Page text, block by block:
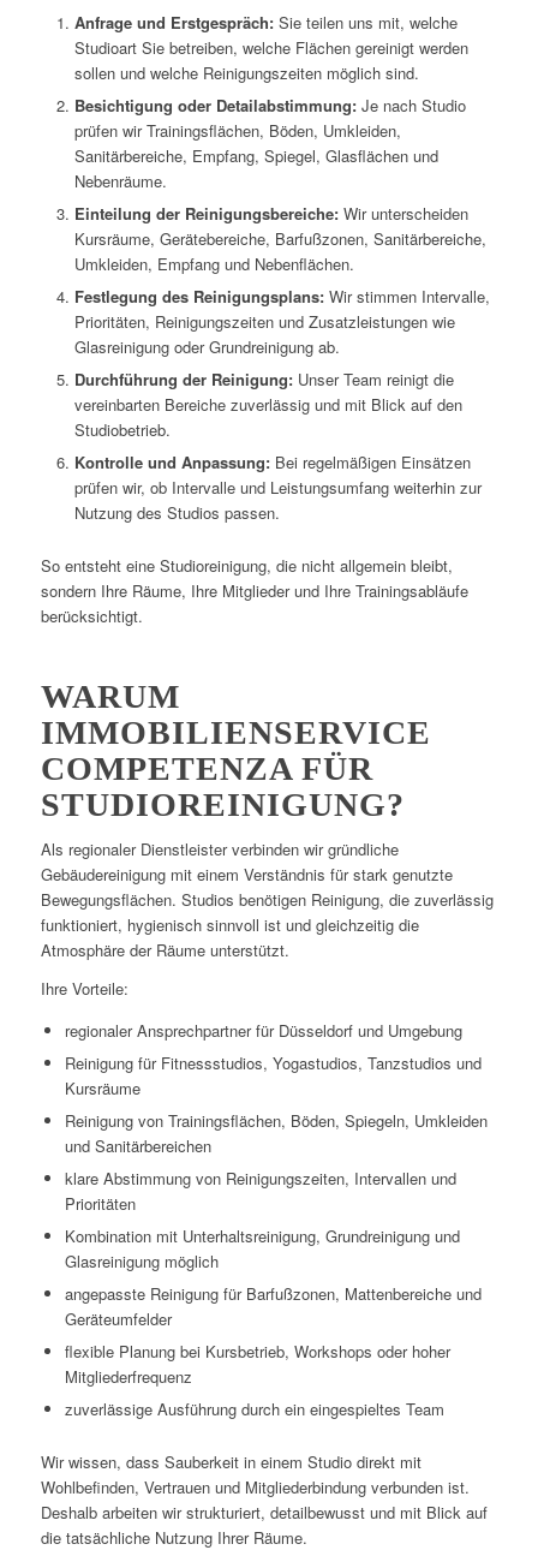
Anfrage und Erstgespräch:Sie teilen uns mit, welche
Studioart Sie betreiben, welche Flächen gereinigt werden
sollen und welche Reinigungszeiten möglich sind.
Besichtigung oder Detailabstimmung:Je nach Studio
prüfen wir Trainingsflächen, Böden, Umkleiden,
Sanitärbereiche, Empfang, Spiegel, Glasflächen und
Nebenräume.
Einteilung der Reinigungsbereiche:Wir unterscheiden
Kursräume, Gerätebereiche, Barfußzonen, Sanitärbereiche,
Umkleiden, Empfang und Nebenflächen.
Festlegung des Reinigungsplans:Wir stimmen Intervalle,
Prioritäten, Reinigungszeiten und Zusatzleistungen wie
Glasreinigung oder Grundreinigung ab.
Durchführung der Reinigung:Unser Team reinigt die
vereinbarten Bereiche zuverlässig und mit Blick auf den
Studiobetrieb.
Kontrolle und Anpassung:Bei regelmäßigen Einsätzen
prüfen wir, ob Intervalle und Leistungsumfang weiterhin zur
Nutzung des Studios passen.
So entsteht eine Studioreinigung, die nicht allgemein bleibt,
sondern Ihre Räume, Ihre Mitglieder und Ihre Trainingsabläufe
berücksichtigt.
WARUM
IMMOBILIENSERVICE
COMPETENZA FÜR
STUDIOREINIGUNG?
Als regionaler Dienstleister verbinden wir gründliche
Gebäudereinigung mit einem Verständnis für stark genutzte
Bewegungsflächen. Studios benötigen Reinigung, die zuverlässig
funktioniert, hygienisch sinnvoll ist und gleichzeitig die
Atmosphäre der Räume unterstützt.
Ihre Vorteile:
regionaler Ansprechpartner für Düsseldorf und Umgebung
Reinigung für Fitnessstudios, Yogastudios, Tanzstudios und
Kursräume
Reinigung von Trainingsflächen, Böden, Spiegeln, Umkleiden
und Sanitärbereichen
klare Abstimmung von Reinigungszeiten, Intervallen und
Prioritäten
Kombination mit Unterhaltsreinigung, Grundreinigung und
Glasreinigung möglich
angepasste Reinigung für Barfußzonen, Mattenbereiche und
Geräteumfelder
flexible Planung bei Kursbetrieb, Workshops oder hoher
Mitgliederfrequenz
zuverlässige Ausführung durch ein eingespieltes Team
Wir wissen, dass Sauberkeit in einem Studio direkt mit
Wohlbefinden, Vertrauen und Mitgliederbindung verbunden ist.
Deshalb arbeiten wir strukturiert, detailbewusst und mit Blick auf
die tatsächliche Nutzung Ihrer Räume.